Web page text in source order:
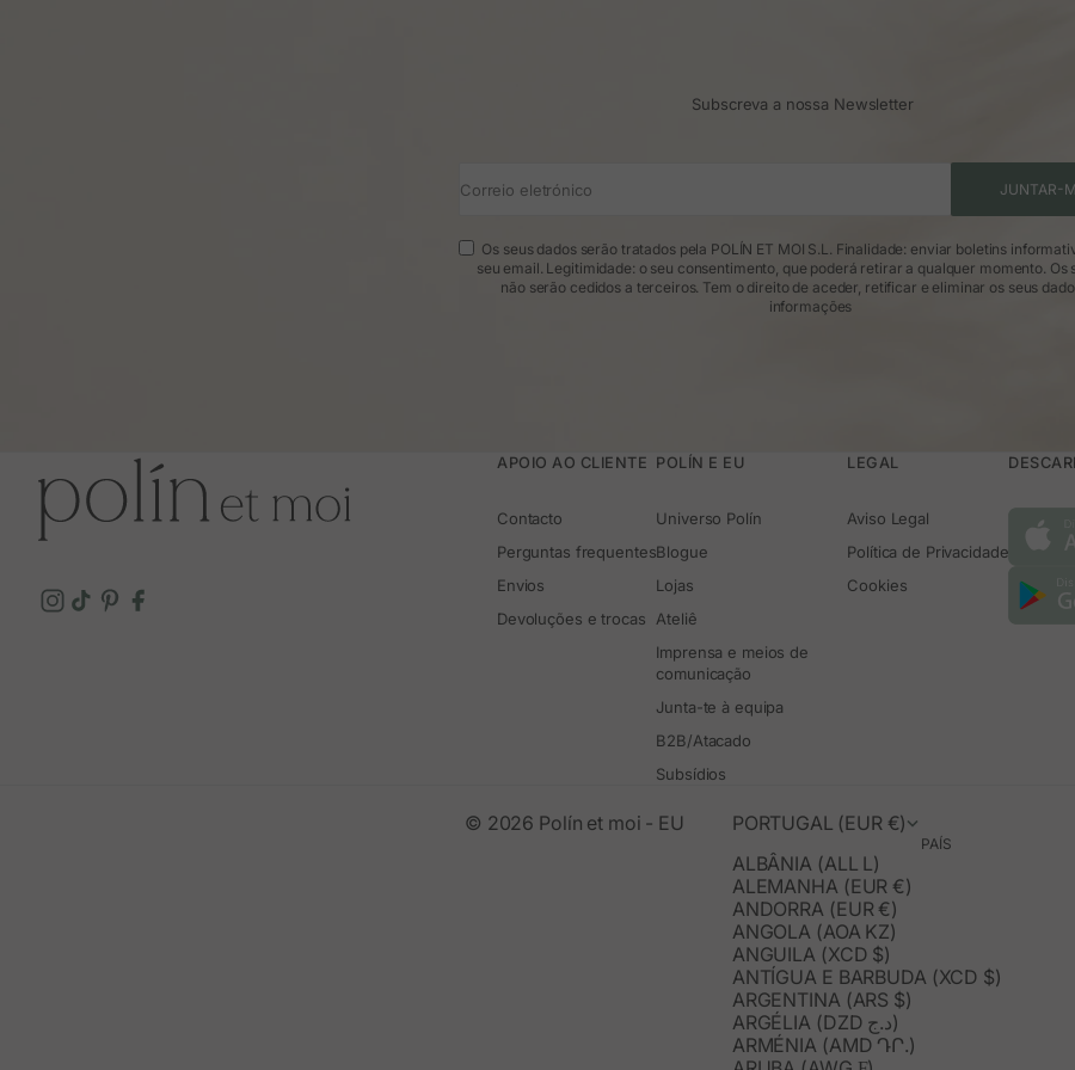
Subscreva a nossa Newsletter
Correio eletrónico JUNTAR-
Os seus dados serão tratados pela POLÍN ET MOI S.L. Finalidade: enviar boletins
seu email. Legitimidade: o seu consentimento, que poderá retirar a qualquer momento. Os
não serão cedidos a terceiros. Tem o direito de aceder, retificar e eliminar os seus
informações
APOIO AO CLIENTE
Contacto
Perguntas frequentes
Envios
Devoluções e trocas
POLÍN E EU
Universo Polín
Blogue
Lojas
Ateliê
Imprensa e meios de
comunicação
Junta-te à equipa
B2B/Atacado
Subsídios
LEGAL
Aviso Legal
Política de Privacidade
Cookies
PORTUGAL (EUR €)
PAÍS
ALBÂNIA (ALL L)
ALEMANHA (EUR €)
ANDORRA (EUR €)
ANGOLA (AOA KZ)
ANGUILA (XCD $)
ANTÍGUA E BARBUDA (XCD $)
ARGENTINA (ARS $)
ARGÉLIA (DZD د.ج)
ARMÉNIA (AMD ԴՐ.)
© 2026 Polín et moi - EU